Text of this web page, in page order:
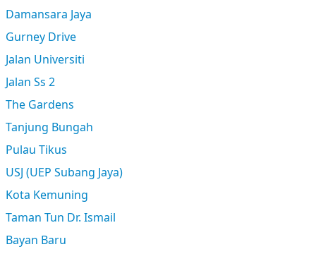
Damansara Jaya
Gurney Drive
Jalan Universiti
Jalan Ss 2
The Gardens
Tanjung Bungah
Pulau Tikus
USJ (UEP Subang Jaya)
Kota Kemuning
Taman Tun Dr. Ismail
Bayan Baru